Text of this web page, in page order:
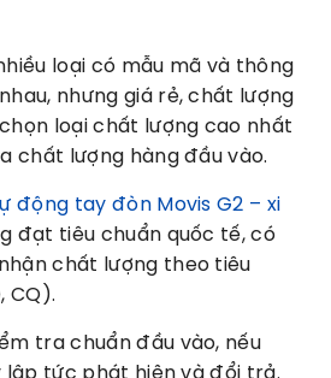
loại có mẫu mã và thông
nhưng giá rẻ, chất lượng
loại chất lượng cao nhất
chất lượng hàng đầu vào.
động tay đòn Movis G2 – xi
đạt tiêu chuẩn quốc tế, có
chất lượng theo tiêu
CQ).
tra chuẩn đầu vào, nếu
lập tức phát hiện và đổi trả.